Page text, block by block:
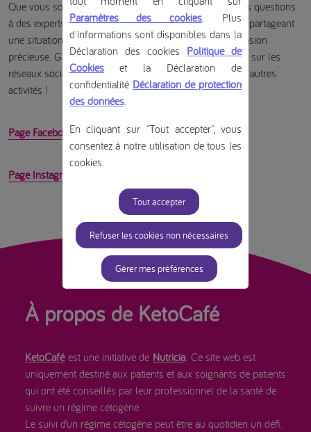
Que vous souhaitiez partager des expériences, poser des questions
à des experts ou simplement rencontrer des personnes partageant
une situation similaire, ces événements offrent une occasion
précieuse. Gardez un œil sur cette page, ou suivez-nous sur les
réseaux sociaux pour rester informé des événements et autres
activités !
Page Facebook KetoCafé (nutriciaketocafenlbe)
Page Instagram KetoCafé (nutricia_ketocafe_nlbe)
À propos de KetoCafé
KetoCaféest une initiative de Nutricia. Ce site web est
uniquement destiné aux patients et aux soignants de patients
qui ont été conseillés par leur professionnel de la santé de
suivre un régime cétogène.
Le suivi d’un régime cétogène peut être au quotidien un défi.
Paramètres des cookies . Plus
d'informations sont disponibles dans la
Déclaration des cookies Politique de
Cookies et la Déclaration de
confidentialité Déclaration de protection
des données
En cliquant sur "Tout accepter", vous
consentez à notre utilisation de tous les
cookies.
Tout accepter
Refuser les cookies non nécessaires
Gérer mes préférences